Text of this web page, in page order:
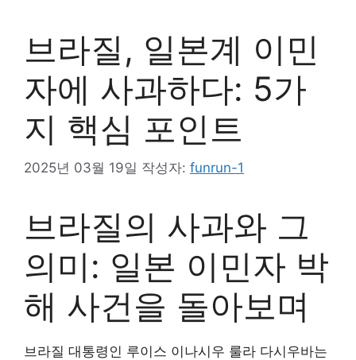
브라질, 일본계 이민
자에 사과하다: 5가
지 핵심 포인트
2025년 03월 19일 작성자: funrun-1
브라질의 사과와 그
의미: 일본 이민자 박
해 사건을 돌아보며
브라질 대통령인 루이스 이나시우 룰라 다시우바는